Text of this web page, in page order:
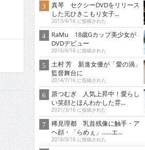
真琴 セクシーDVDをリリース
した元ひきこもり女子...
2013/4/16 に投稿された
RaMu 18歳Gカップ美少女が
DVDデビュー
2016/4/16 に投稿された
土村 芳 新進女優が「愛の渦」
監督舞台に
2014/7/16 に投稿された
原つむぎ 人気上昇中！愛らし
い笑顔とほんわかした雰...
2021/3/16 に投稿された
稀見理都 乳首残像に触手・ア
ヘ顔・「らめぇ」……エ...
2018/3/16 に投稿された